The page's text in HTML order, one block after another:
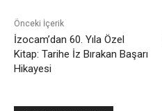
Önceki İçerik
İzocam’dan 60. Yıla Özel
Kitap: Tarihe İz Bırakan Başarı
Hikayesi